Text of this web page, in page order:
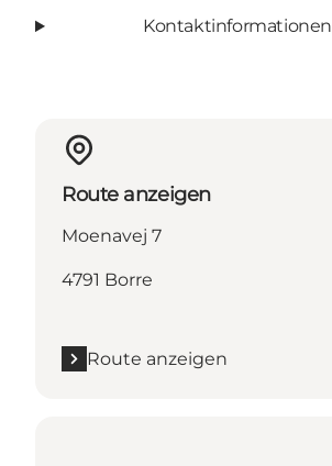
Kontaktinformationen
Route anzeigen
Moenavej 7
4791 Borre
Route anzeigen